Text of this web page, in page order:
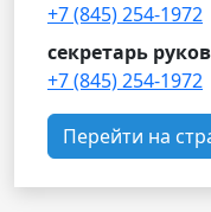
+7 (845) 254-1972
секретарь
+7 (845) 254-1972
Перейти на